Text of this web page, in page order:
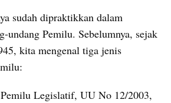
sudah dipraktikkan dalam
undang Pemilu. Sebelumnya, sejak
kita mengenal tiga jenis
Legislatif, UU No 12/2003,